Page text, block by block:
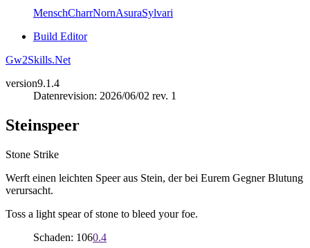
MenschCharrNornAsuraSylvari
Build Editor
Gw2Skills.Net
version9.1.4
Datenrevision: 2026/06/02 rev. 1
Steinspeer
Stone Strike
Werft einen leichten Speer aus Stein, der bei Eurem Gegner Blutung
verursacht.
Toss a light spear of stone to bleed your foe.
Schaden: 1060.4